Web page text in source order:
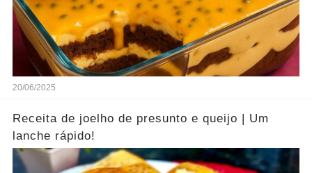
20/06/2025
Receita de joelho de presunto e queijo | Um
lanche rápido!